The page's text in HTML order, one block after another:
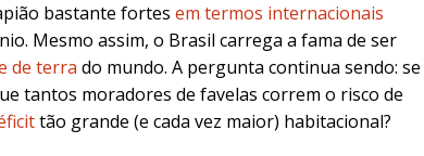
bastante fortes em termos internacionais
Mesmo assim, o Brasil carrega a fama de ser
de terra do mundo. A pergunta continua sendo: se
tantos moradores de favelas correm o risco de
tão grande (e cada vez maior) habitacional?